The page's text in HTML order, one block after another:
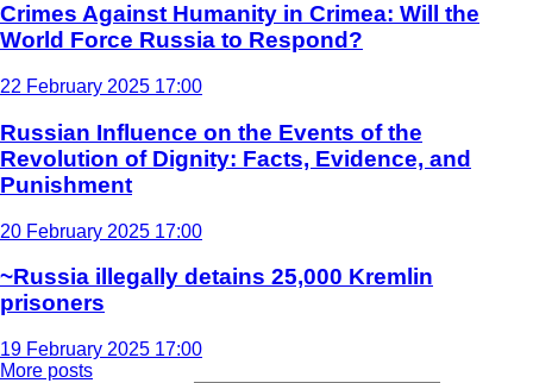
Crimes Against Humanity in Crimea: Will the
World Force Russia to Respond?
22 February 2025 17:00
Russian Influence on the Events of the
Revolution of Dignity: Facts, Evidence, and
Punishment
20 February 2025 17:00
~Russia illegally detains 25,000 Kremlin
prisoners
19 February 2025 17:00
More posts